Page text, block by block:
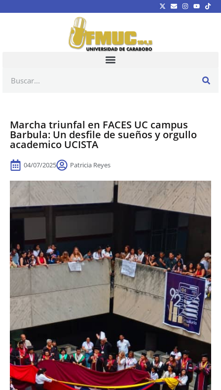
Marcha triunfal en FACES UC campus
Barbula: Un desfile de sueños y orgullo
academico UCISTA
04/07/2025 Patricia Reyes